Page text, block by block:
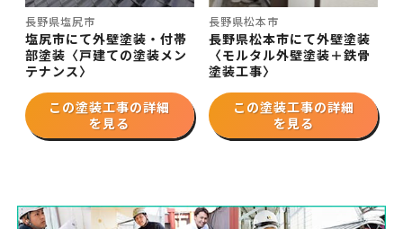
長野県塩尻市
塩尻市にて外壁塗装・付帯
部塗装〈戸建ての塗装メン
テナンス〉
この塗装工事の詳細
を見る
長野県松本市
長野県松本市にて外壁塗装
〈モルタル外壁塗装＋鉄骨
塗装工事〉
この塗装工事の詳細
を見る